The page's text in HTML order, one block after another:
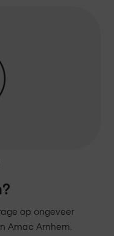
op ongeveer
Amac Arnhem.